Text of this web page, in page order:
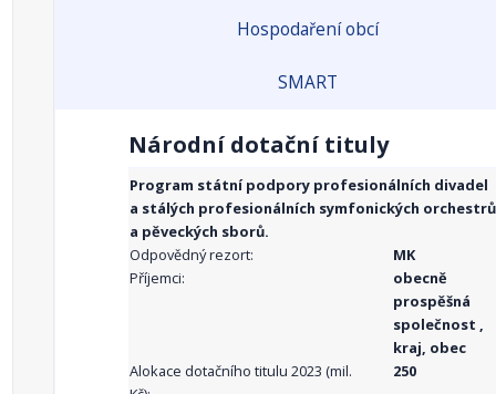
Hospodaření obcí
SMART
Národní dotační tituly
Program státní podpory profesionálních divadel
a stálých profesionálních symfonických orchestrů
a pěveckých sborů.
Odpovědný rezort:
MK
Příjemci:
obecně
prospěšná
společnost ,
kraj, obec
Alokace dotačního titulu 2023 (mil.
250